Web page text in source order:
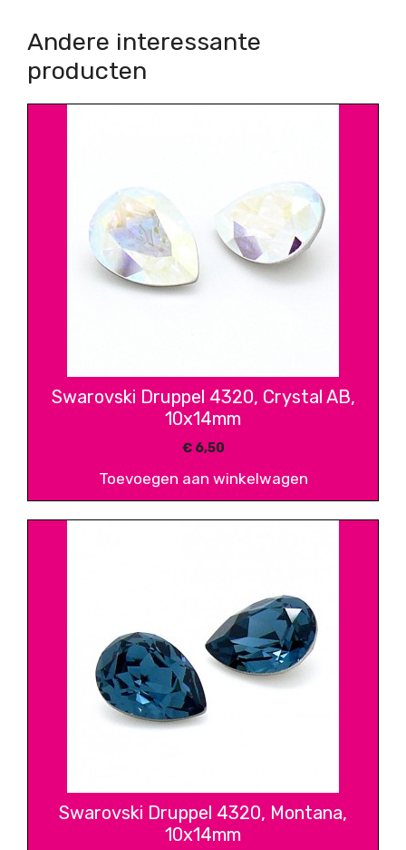
Andere interessante
producten
Swarovski Druppel 4320, Crystal AB,
10x14mm
€6,50
Toevoegen aan winkelwagen
Swarovski Druppel 4320, Montana,
10x14mm